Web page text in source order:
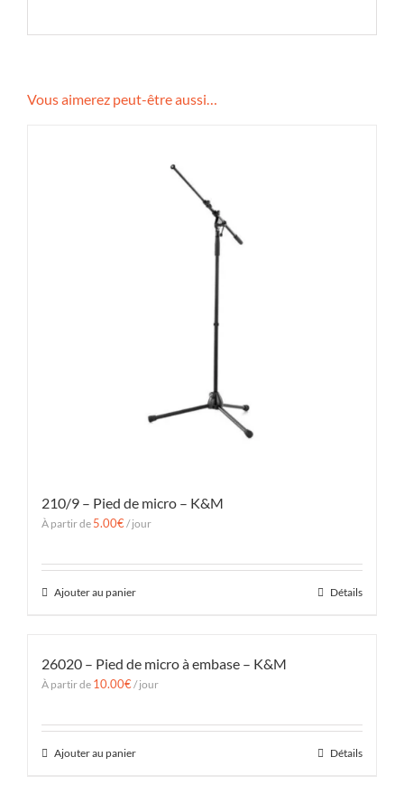
Vous aimerez peut-être aussi…
210/9 – Pied de micro – K&M
À partir de 5.00€/ jour
Ajouter au panier Détails
26020 – Pied de micro à embase – K&M
À partir de 10.00€/ jour
Ajouter au panier Détails